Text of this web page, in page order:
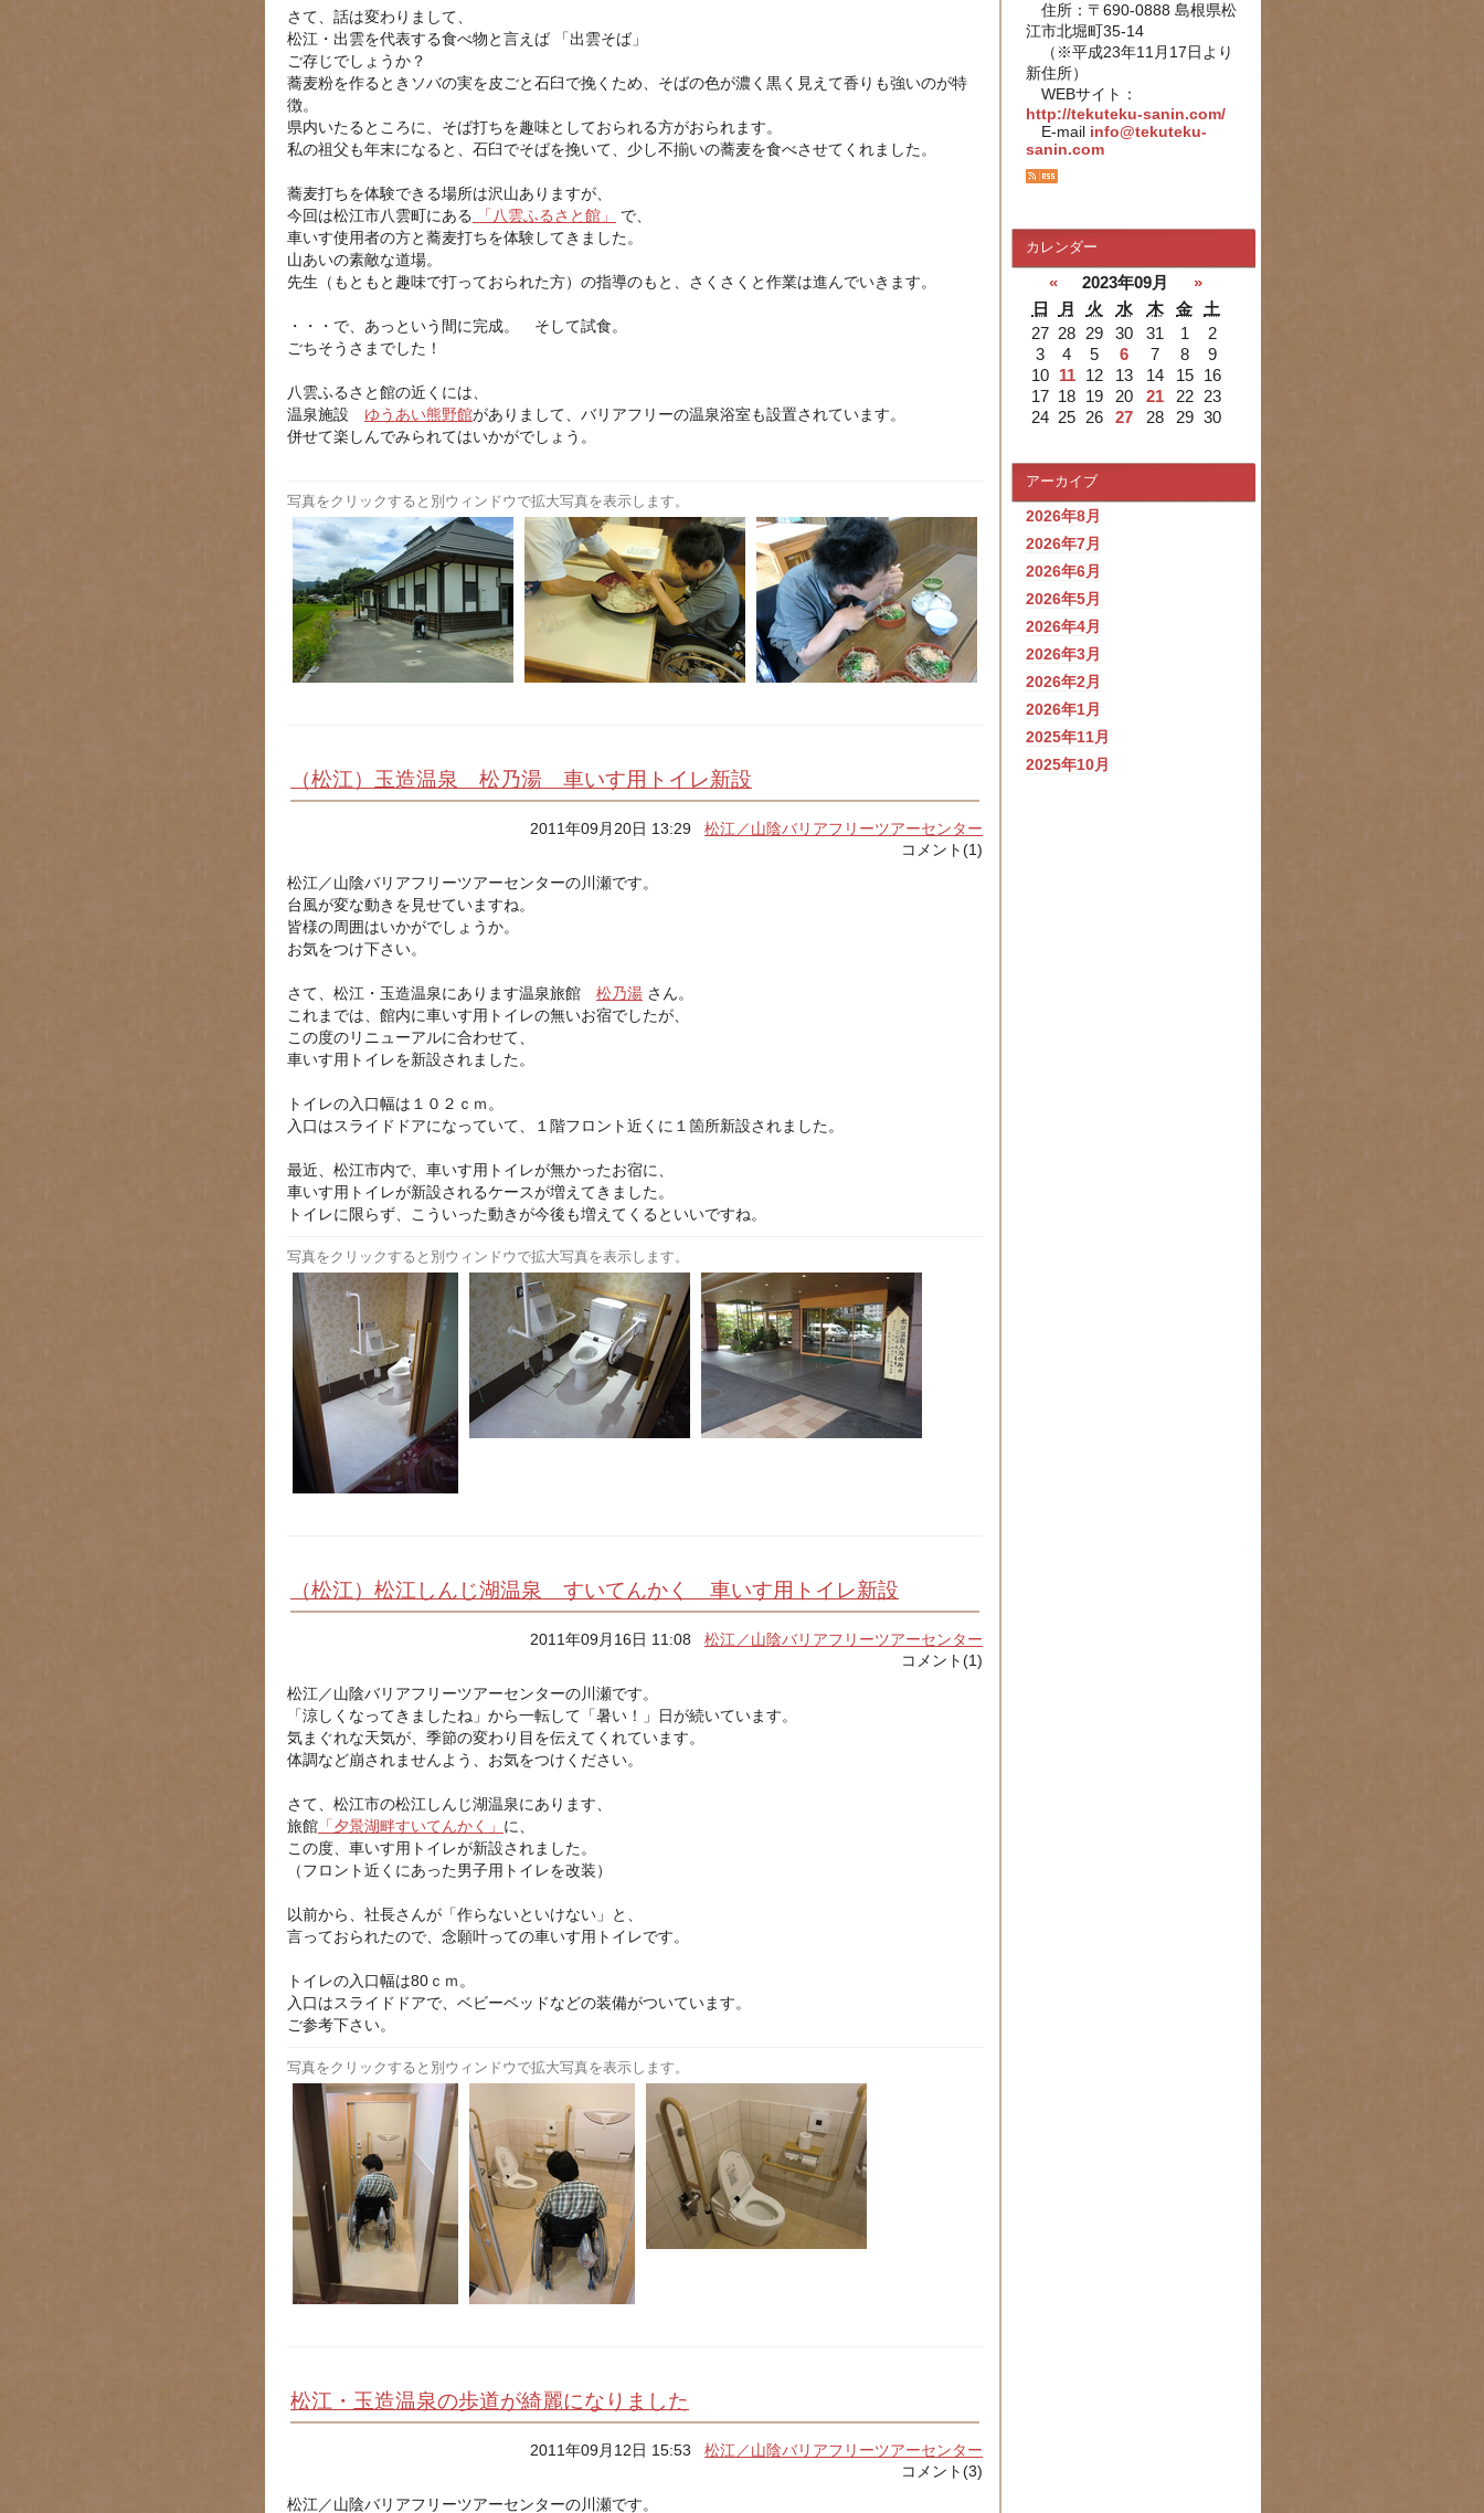
さて、話は変わりまして、
松江・出雲を代表する食べ物と言えば 「出雲そば」
ご存じでしょうか？
蕎麦粉を作るときソバの実を皮ごと石臼で挽くため、そばの色が濃く黒く見えて香りも強いのが特
徴。
県内いたるところに、そば打ちを趣味としておられる方がおられます。
私の祖父も年末になると、石臼でそばを挽いて、少し不揃いの蕎麦を食べさせてくれました。
蕎麦打ちを体験できる場所は沢山ありますが、
今回は松江市八雲町にある
「八雲ふるさと館」
で、
車いす使用者の方と蕎麦打ちを体験してきました。
山あいの素敵な道場。
先生（もともと趣味で打っておられた方）の指導のもと、さくさくと作業は進んでいきます。
・・・で、あっという間に完成。 そして試食。
ごちそうさまでした！
八雲ふるさと館の近くには、
温泉施設 ゆうあい熊野館がありまして、バリアフリーの温泉浴室も設置されています。
併せて楽しんでみられてはいかがでしょう。
写真をクリックすると別ウィンドウで拡大写真を表示します。
（松江）玉造温泉 松乃湯 車いす用トイレ新設
2011年09月20日 13:29松江／山陰バリアフリーツアーセンター
コメント(1)
松江／山陰バリアフリーツアーセンターの川瀬です。
台風が変な動きを見せていますね。
皆様の周囲はいかがでしょうか。
お気をつけ下さい。
さて、松江・玉造温泉にあります温泉旅館 松乃湯 さん。
これまでは、館内に車いす用トイレの無いお宿でしたが、
この度のリニューアルに合わせて、
車いす用トイレを新設されました。
トイレの入口幅は１０２ｃｍ。
入口はスライドドアになっていて、１階フロント近くに１箇所新設されました。
最近、松江市内で、車いす用トイレが無かったお宿に、
車いす用トイレが新設されるケースが増えてきました。
トイレに限らず、こういった動きが今後も増えてくるといいですね。
写真をクリックすると別ウィンドウで拡大写真を表示します。
（松江）松江しんじ湖温泉 すいてんかく 車いす用トイレ新設
2011年09月16日 11:08松江／山陰バリアフリーツアーセンター
コメント(1)
松江／山陰バリアフリーツアーセンターの川瀬です。
「涼しくなってきましたね」から一転して「暑い！」日が続いています。
気まぐれな天気が、季節の変わり目を伝えてくれています。
体調など崩されませんよう、お気をつけください。
さて、松江市の松江しんじ湖温泉にあります、
旅館 「夕景湖畔すいてんかく」 に、
この度、車いす用トイレが新設されました。
（フロント近くにあった男子用トイレを改装）
以前から、社長さんが「作らないといけない」と、
言っておられたので、念願叶っての車いす用トイレです。
トイレの入口幅は80ｃｍ。
入口はスライドドアで、ベビーベッドなどの装備がついています。
ご参考下さい。
写真をクリックすると別ウィンドウで拡大写真を表示します。
松江・玉造温泉の歩道が綺麗になりました
2011年09月12日 15:53松江／山陰バリアフリーツアーセンター
コメント(3)
松江／山陰バリアフリーツアーセンターの川瀬です。
住所：〒690-0888 島根県松
江市北堀町35-14
（※平成23年11月17日より
新住所）
WEBサイト：
http://tekuteku-sanin.com/
E-mail info@tekuteku-
sanin.com
カレンダー
« 2023年09月
»
日
月 火 水 木 金
土
27 28 29 30 31 1
2
3
4 5 6 7 8
9
10 11 12 13 14 15
16
17 18 19 20 21 22
23
24 25 26 27 28 29 30
アーカイブ
2026年8月
2026年7月
2026年6月
2026年5月
2026年4月
2026年3月
2026年2月
2026年1月
2025年11月
2025年10月